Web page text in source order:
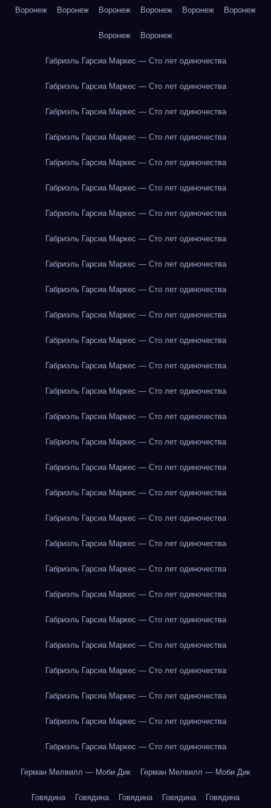
Воронеж Воронеж Воронеж Воронеж Воронеж Воронеж
Воронеж Воронеж
Габриэль Гарсиа Маркес — Сто лет одиночества
Габриэль Гарсиа Маркес — Сто лет одиночества
Габриэль Гарсиа Маркес — Сто лет одиночества
Габриэль Гарсиа Маркес — Сто лет одиночества
Габриэль Гарсиа Маркес — Сто лет одиночества
Габриэль Гарсиа Маркес — Сто лет одиночества
Габриэль Гарсиа Маркес — Сто лет одиночества
Габриэль Гарсиа Маркес — Сто лет одиночества
Габриэль Гарсиа Маркес — Сто лет одиночества
Габриэль Гарсиа Маркес — Сто лет одиночества
Габриэль Гарсиа Маркес — Сто лет одиночества
Габриэль Гарсиа Маркес — Сто лет одиночества
Габриэль Гарсиа Маркес — Сто лет одиночества
Габриэль Гарсиа Маркес — Сто лет одиночества
Габриэль Гарсиа Маркес — Сто лет одиночества
Габриэль Гарсиа Маркес — Сто лет одиночества
Габриэль Гарсиа Маркес — Сто лет одиночества
Габриэль Гарсиа Маркес — Сто лет одиночества
Габриэль Гарсиа Маркес — Сто лет одиночества
Габриэль Гарсиа Маркес — Сто лет одиночества
Габриэль Гарсиа Маркес — Сто лет одиночества
Габриэль Гарсиа Маркес — Сто лет одиночества
Габриэль Гарсиа Маркес — Сто лет одиночества
Габриэль Гарсиа Маркес — Сто лет одиночества
Габриэль Гарсиа Маркес — Сто лет одиночества
Габриэль Гарсиа Маркес — Сто лет одиночества
Габриэль Гарсиа Маркес — Сто лет одиночества
Габриэль Гарсиа Маркес — Сто лет одиночества
Герман Мелвилл — Моби Дик Герман Мелвилл — Моби Дик
Говядина Говядина Говядина Говядина Говядина